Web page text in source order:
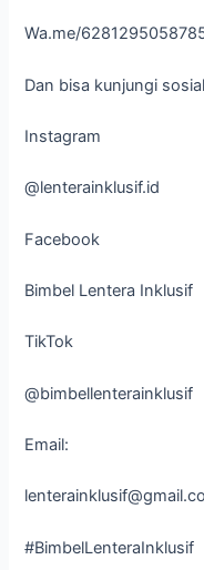
Wa.me/
Dan bisa kunjungi
Instagram
@lenterainklusif.id
Facebook
Bimbel Lentera Inklusif
TikTok
@bimbellenterainklusif
Email:
#BimbelLenteraInklusif